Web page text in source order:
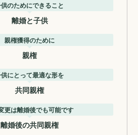
のためにできること
離婚と子供
親権獲得のために
親権
にとって最適な形を
共同親権
更は離婚後でも可能です
離婚後の共同親権